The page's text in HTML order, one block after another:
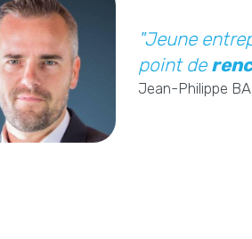
"Jeune
point de
Jean-Philippe